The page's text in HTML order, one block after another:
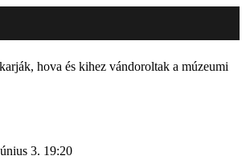
hova és kihez vándoroltak a múzeumi
3. 19:20